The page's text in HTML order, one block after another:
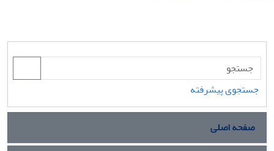
جستجوی پیشرفته
صفحه اصلی